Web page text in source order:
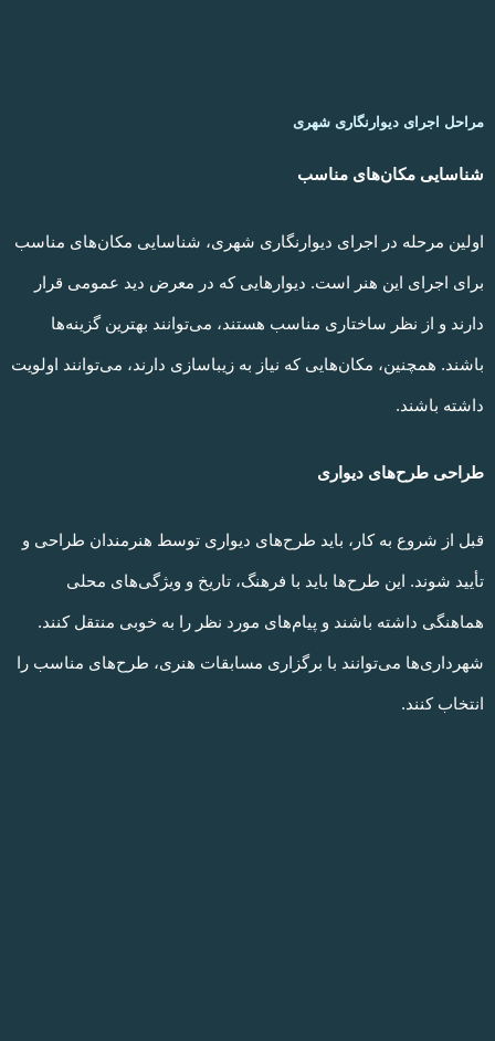
مراحل اجرای دیوارنگاری شهری
شناسایی مکان‌های مناسب
اولین مرحله در اجرای دیوارنگاری شهری، شناسایی مکان‌های مناسب
برای اجرای این هنر است. دیوارهایی که در معرض دید عمومی قرار
دارند و از نظر ساختاری مناسب هستند، می‌توانند بهترین گزینه‌ها
باشند. همچنین، مکان‌هایی که نیاز به زیباسازی دارند، می‌توانند اولویت
داشته باشند.
طراحی طرح‌های دیواری
قبل از شروع به کار، باید طرح‌های دیواری توسط هنرمندان طراحی و
تأیید شوند. این طرح‌ها باید با فرهنگ، تاریخ و ویژگی‌های محلی
هماهنگی داشته باشند و پیام‌های مورد نظر را به خوبی منتقل کنند.
شهرداری‌ها می‌توانند با برگزاری مسابقات هنری، طرح‌های مناسب را
انتخاب کنند.